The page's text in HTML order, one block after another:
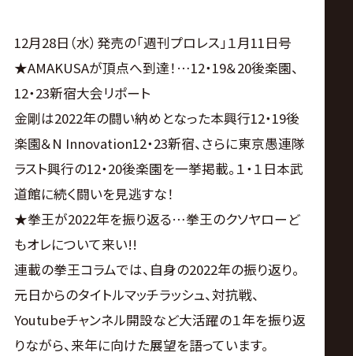
ノ
ア
公
式
サ
イ
ト
12月28日（水）発売の「週刊プロレス」１月11日号
★AMAKUSAが頂点へ到達！…12・19＆20後楽園、
12・23新宿大会リポート
金剛は2022年の闘い納めとなった本興行12・19後
楽園＆N Innovation12・23新宿、さらに東京愚連隊
ラスト興行の12・20後楽園を一挙掲載。１・１日本武
道館に続く闘いを見逃すな！
★拳王が2022年を振り返る…拳王のクソヤローど
もオレについて来い!!
連載の拳王コラムでは、自身の2022年の振り返り。
元日からのタイトルマッチラッシュ、対抗戦、
Youtubeチャンネル開設など大活躍の１年を振り返
りながら、来年に向けた展望を語っています。